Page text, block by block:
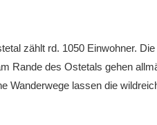
zählt rd. 1050 Einwohner.
Rande des Ostetals gehen
Wanderwege lassen die